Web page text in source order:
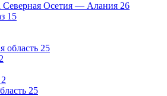
Северная Осетия — Алания 26
15
область 25
2
25